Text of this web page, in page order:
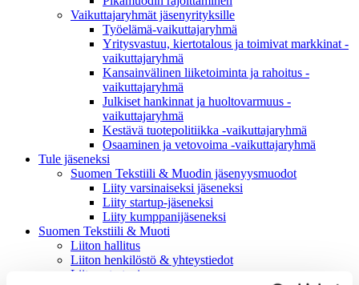
Vaikuttajaryhmät jäsenyrityksille
Työelämä-vaikuttajaryhmä
Yritysvastuu, kiertotalous ja toimivat markkinat -
vaikuttajaryhmä
Kansainvälinen liiketoiminta ja rahoitus -
vaikuttajaryhmä
Julkiset hankinnat ja huoltovarmuus -
vaikuttajaryhmä
Kestävä tuotepolitiikka​ -vaikuttajaryhmä
Osaaminen ja vetovoima -vaikuttajaryhmä
Tule jäseneksi
Suomen Tekstiili & Muodin jäsenyysmuodot
Liity varsinaiseksi jäseneksi
Liity startup-jäseneksi
Liity kumppani­jäseneksi
Suomen Tekstiili & Muoti
Liiton hallitus
Liiton henkilöstö & yhteystiedot
Liiton strategia